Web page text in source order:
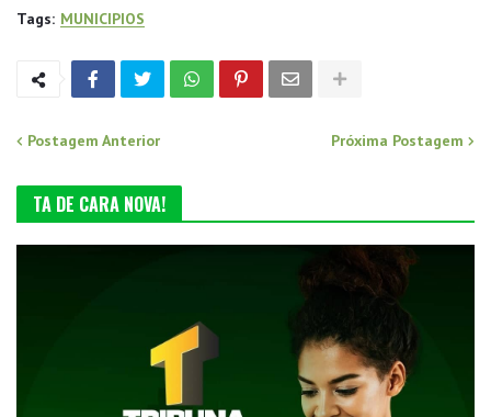
Tags: MUNICIPIOS
Postagem Anterior Próxima Postagem
TA DE CARA NOVA!